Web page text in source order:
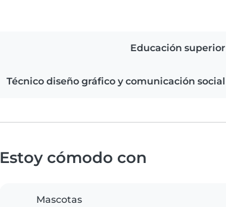
Educación superior
Técnico diseño gráfico y comunicación social
Estoy cómodo con
Mascotas